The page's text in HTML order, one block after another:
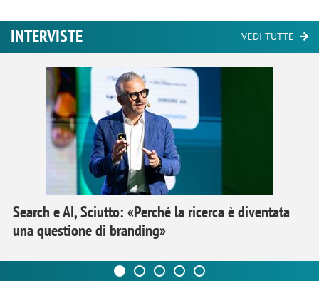
INTERVISTE VEDI TUTTE
Search e AI, Sciutto: «Perché la ricerca è diventata
una questione di branding»